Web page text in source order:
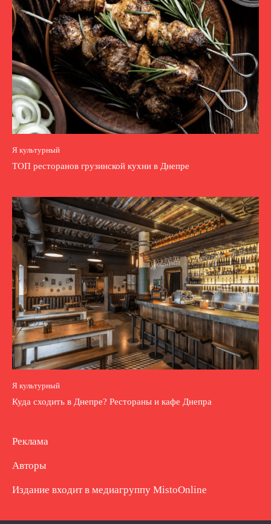
Я культурный
ТОП ресторанов грузинской кухни в Днепре
Я культурный
Куда сходить в Днепре? Рестораны и кафе Днепра
Реклама
Авторы
Издание входит в медиагруппу MistoOnline